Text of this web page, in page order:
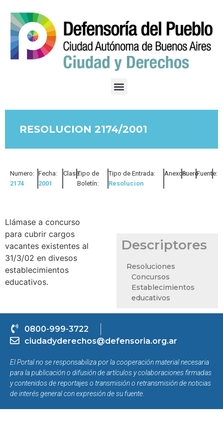
RESOLUCION 2174/2001
Numero:
2174
Fecha:
2001
Clase:Tipo de
Boletín:
Tipo de Entrada:
Resolucion
Anexos:Fuero:Fuente:
Llámase a concurso
para cubrir cargos
vacantes existentes al
31/3/02 en divesos
establecimientos
educativos.
Descriptores
Resoluciones
Concursos
Establecimientos
educativos
0800-999-3722
ciudadyderechos@defensoria.org.ar
El Portal no se responsabiliza por la cooperación material necesaria
para la publicación o difusión de artículos y colaboraciones firmadas
y contenidos de reportajes o transmisión o retransmisión de noticias
de interés general con expresión de su fuente.